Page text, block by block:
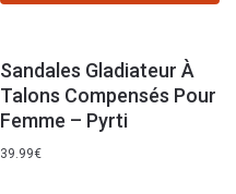
Sandales Gladiateur À
Talons Compensés Pour
Femme – Pyrti
39.99€